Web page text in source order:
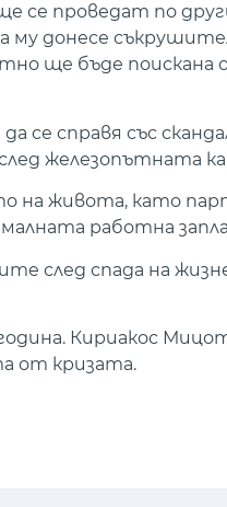
се проведат по
му донесе
ще бъде
справя със
железопътната
на живота, като
работна
след спада на
Кириакос
от кризата.